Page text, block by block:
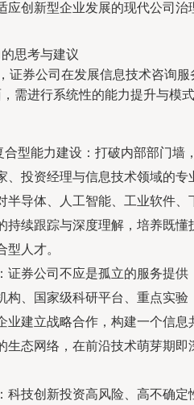
应创新型企业发展的现代公司治
思考与建议
证券公司在发展信息技术咨询服
需进行系统性的能力提升与模式
合型能力建设：打破内部部门墙
、投资经理与信息技术领域的专
半导体、人工智能、工业软件、
持续跟踪与深度理解，培养既懂
人才。
证券公司不应是孤立的服务提供
构、国家级科研平台、重点实验
业建立战略合作，构建一个信息
生态网络，在前沿技术萌芽期即
科技创新投资高风险、高不确定